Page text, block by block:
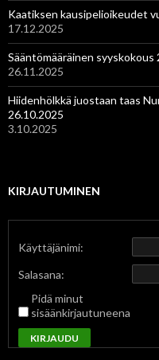
Kaatiksen kausipelioikeudet
17.12.2025
Sääntömääräinen
26.11.2025
Hiidenhölkkä juostaan taas
26.10.2025
3.10.2025
KIRJAUTUMINEN
Käyttäjänimi:
Salasana:
Pidä minut
sisäänkirjautuneena
KIRJAUDU